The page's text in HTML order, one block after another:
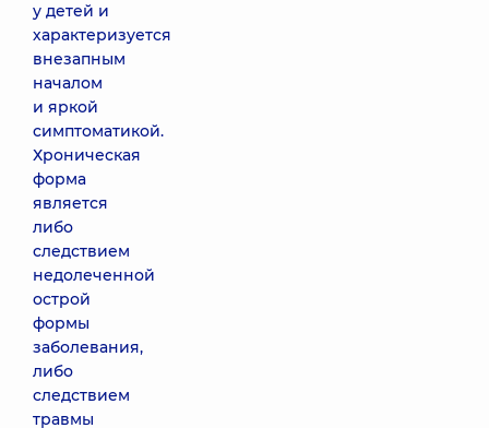
у детей и
характеризуется
внезапным
началом
и яркой
симптоматикой.
Хроническая
форма
является
либо
следствием
недолеченной
острой
формы
заболевания,
либо
следствием
травмы